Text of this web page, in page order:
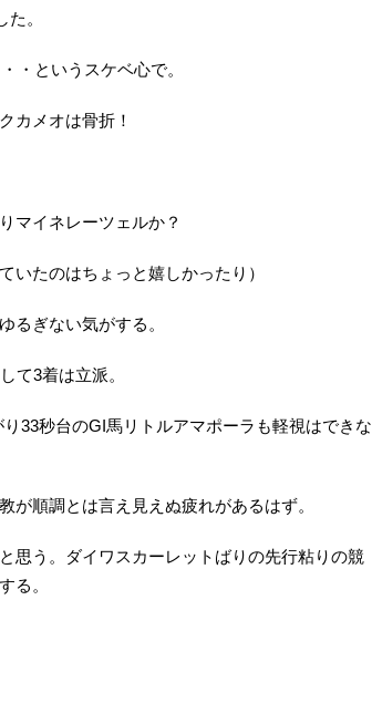
。
・というスケベ心で。
カメオは骨折！
マイネレーツェルか？
いたのはちょっと嬉しかったり）
るぎない気がする。
て3着は立派。
33秒台のGI馬リトルアマポーラも軽視はできな
が順調とは言え見えぬ疲れがあるはず。
思う。ダイワスカーレットばりの先行粘りの競
る。